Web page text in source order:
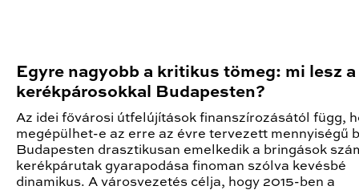
Egyre nagyobb a kritikus tömeg: mi lesz a
kerékpárosokkal Budapesten?
Az idei fővárosi útfelújítások finanszírozásától függ,
megépülhet-e az erre az évre tervezett mennyiségű
Budapesten drasztikusan emelkedik a bringások
kerékpárutak gyarapodása finoman szólva kevésbé
dinamikus. A városvezetés célja, hogy 2015-ben a